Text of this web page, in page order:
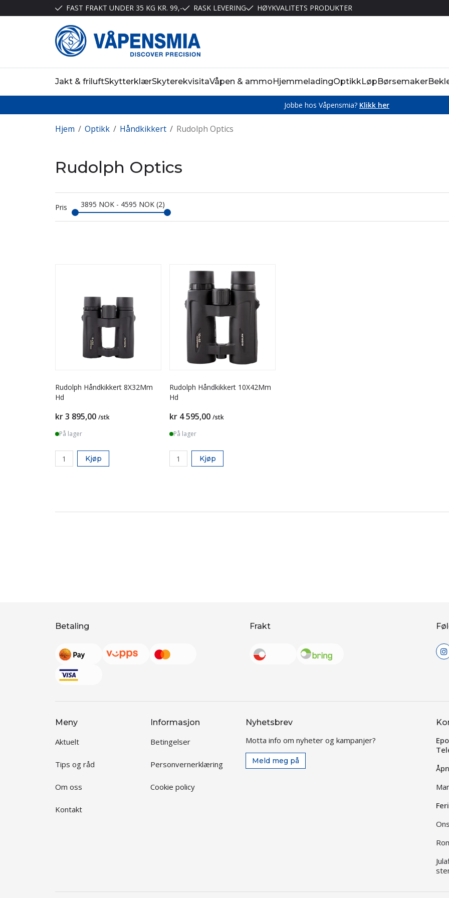
FAST FRAKT UNDER 35 KG KR. 99,- RASK LEVERING HØYKVALITETS PRODUKTER
Jakt & friluftSkytterklærSkyterekvisitaVåpen & ammoHjemmeladingOptikkLøpBørsemaker
Jobbe hos Våpensmia? Klikk her
/
Hjem /
Optikk /
Håndkikkert Rudolph Optics
Rudolph Optics
Pris 3895 NOK - 4595 NOK 2
Rudolph Håndkikkert 8X32Mm
Hd
kr 3 895,00 /stk
På lager
Kjøp
Rudolph Håndkikkert 10X42Mm
Hd
kr 4 595,00 /stk
På lager
Kjøp
Betaling Frakt
Meny
Aktuelt
Tips og råd
Om oss
Kontakt
Informasjon
Betingelser
Personvernerklæring
Cookie policy
Nyhetsbrev
Motta info om nyheter og kampanjer?
Meld meg på